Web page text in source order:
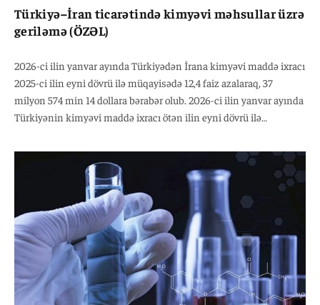
Türkiyə–İran ticarətində kimyəvi məhsullar üzrə
geriləmə (ÖZƏL)
2026-ci ilin yanvar ayında Türkiyədən İrana kimyəvi maddə ixracı
2025-ci ilin eyni dövrü ilə müqayisədə 12,4 faiz azalaraq, 37
milyon 574 min 14 dollara bərabər olub. 2026-ci ilin yanvar ayında
Türkiyənin kimyəvi maddə ixracı ötən ilin eyni dövrü ilə
dollara bərabər olub.